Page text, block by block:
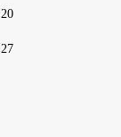
20
27